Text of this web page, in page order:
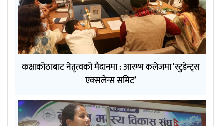
कक्षाकोठाबाट नेतृत्वको मैदानमा : आरम्भ कलेजमा ‘स्टुडेन्ट्स
एक्सलेन्स समिट’